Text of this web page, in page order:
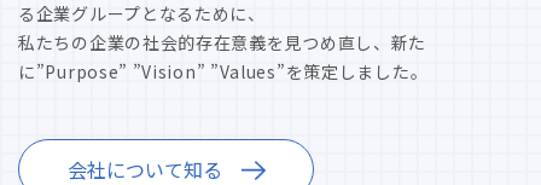
る企業グループとなるために、
私たちの企業の社会的存在意義を見つめ直し、新た
に”Purpose” ”Vision” ”Values”を策定しました。
会社について知る